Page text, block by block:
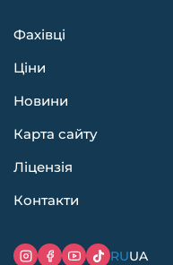
RUUA
Фахівці
Ціни
Новини
Карта сайту
Ліцензія
Контакти